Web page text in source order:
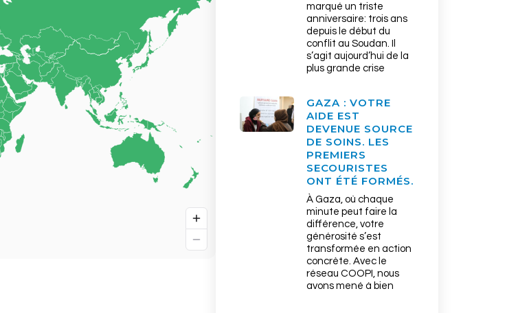
marqué un triste
anniversaire: trois ans
depuis le début du
conflit au Soudan. Il
s’agit aujourd’hui de la
plus grande crise
GAZA : VOTRE
AIDE EST
DEVENUE SOURCE
DE SOINS. LES
PREMIERS
SECOURISTES
ONT ÉTÉ FORMÉS.
À Gaza, où chaque
minute peut faire la
différence, votre
générosité s’est
transformée en action
concrète. Avec le
réseau COOPI, nous
avons mené à bien